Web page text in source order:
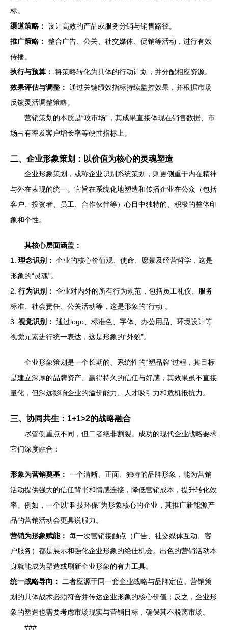
标。
渠道策略： 设计高效的产品或服务分销与销售路径。
推广策略： 整合广告、公关、社交媒体、促销等活动，进行有效
传播。
执行与预算： 将策略转化为具体的行动计划，并分配相应资源。
效果评估与调整： 通过关键绩效指标持续监控效果，并根据市场
反馈灵活调整策略。
营销策划的本质是“攻市场”，其成果直接体现在销售数据、市
场占有率及客户增长率等硬性指标上。
二、企业形象策划：以价值为核心的灵魂塑造
企业形象策划，或称企业识别系统策划，则更侧重于内在精神
与外在表现的统一。它旨在系统化地塑造和传播企业在公众（包括
客户、投资者、员工、合作伙伴等）心目中独特的、积极的整体印
象和个性。
其核心层面涵盖：
1. 理念识别： 企业的核心价值观、使命、愿景及经营哲学，这是
形象的“灵魂”。
2. 行为识别： 企业对内外的所有行为规范，包括员工礼仪、服务
标准、社会责任、公关活动等，这是形象的“行动”。
3. 视觉识别： 通过logo、标准色、字体、办公用品、环境设计等
视觉元素进行统一表达，这是形象的“外貌”。
企业形象策划是一个长期的、系统性的“塑品牌”过程，其目标
是建立深厚的品牌资产、赢得持久的信任与好感，其效果虽不直接
量化，但深远影响企业的溢价能力、人才吸引力和危机抵抗力。
三、协同共生：1+1>2的战略融合
尽管侧重点不同，但二者绝非割裂。成功的现代企业战略要求
它们深度融合：
形象为营销奠基： 一个清晰、正面、独特的品牌形象，能为营销
活动提供强大的信任背书和情感连接，降低营销成本，提升转化效
率。例如，一个以“科技环保”为形象核心的企业，其推广新能源产
品的营销活动会更具说服力。
营销为形象赋能： 每一次营销接触点（广告、社交媒体互动、客
户服务）都是展示和强化企业形象的绝佳机会。出色的营销活动本
身就能成为塑造或刷新企业形象的有力工具。
统一战略导向：
二者应源于同一套企业战略与品牌定位。营销策
划的具体战术必须符合并传达企业形象的核心价值；反之，企业形
象的塑造也需要考虑市场现实与营销目标，确保其不脱离市场。
###